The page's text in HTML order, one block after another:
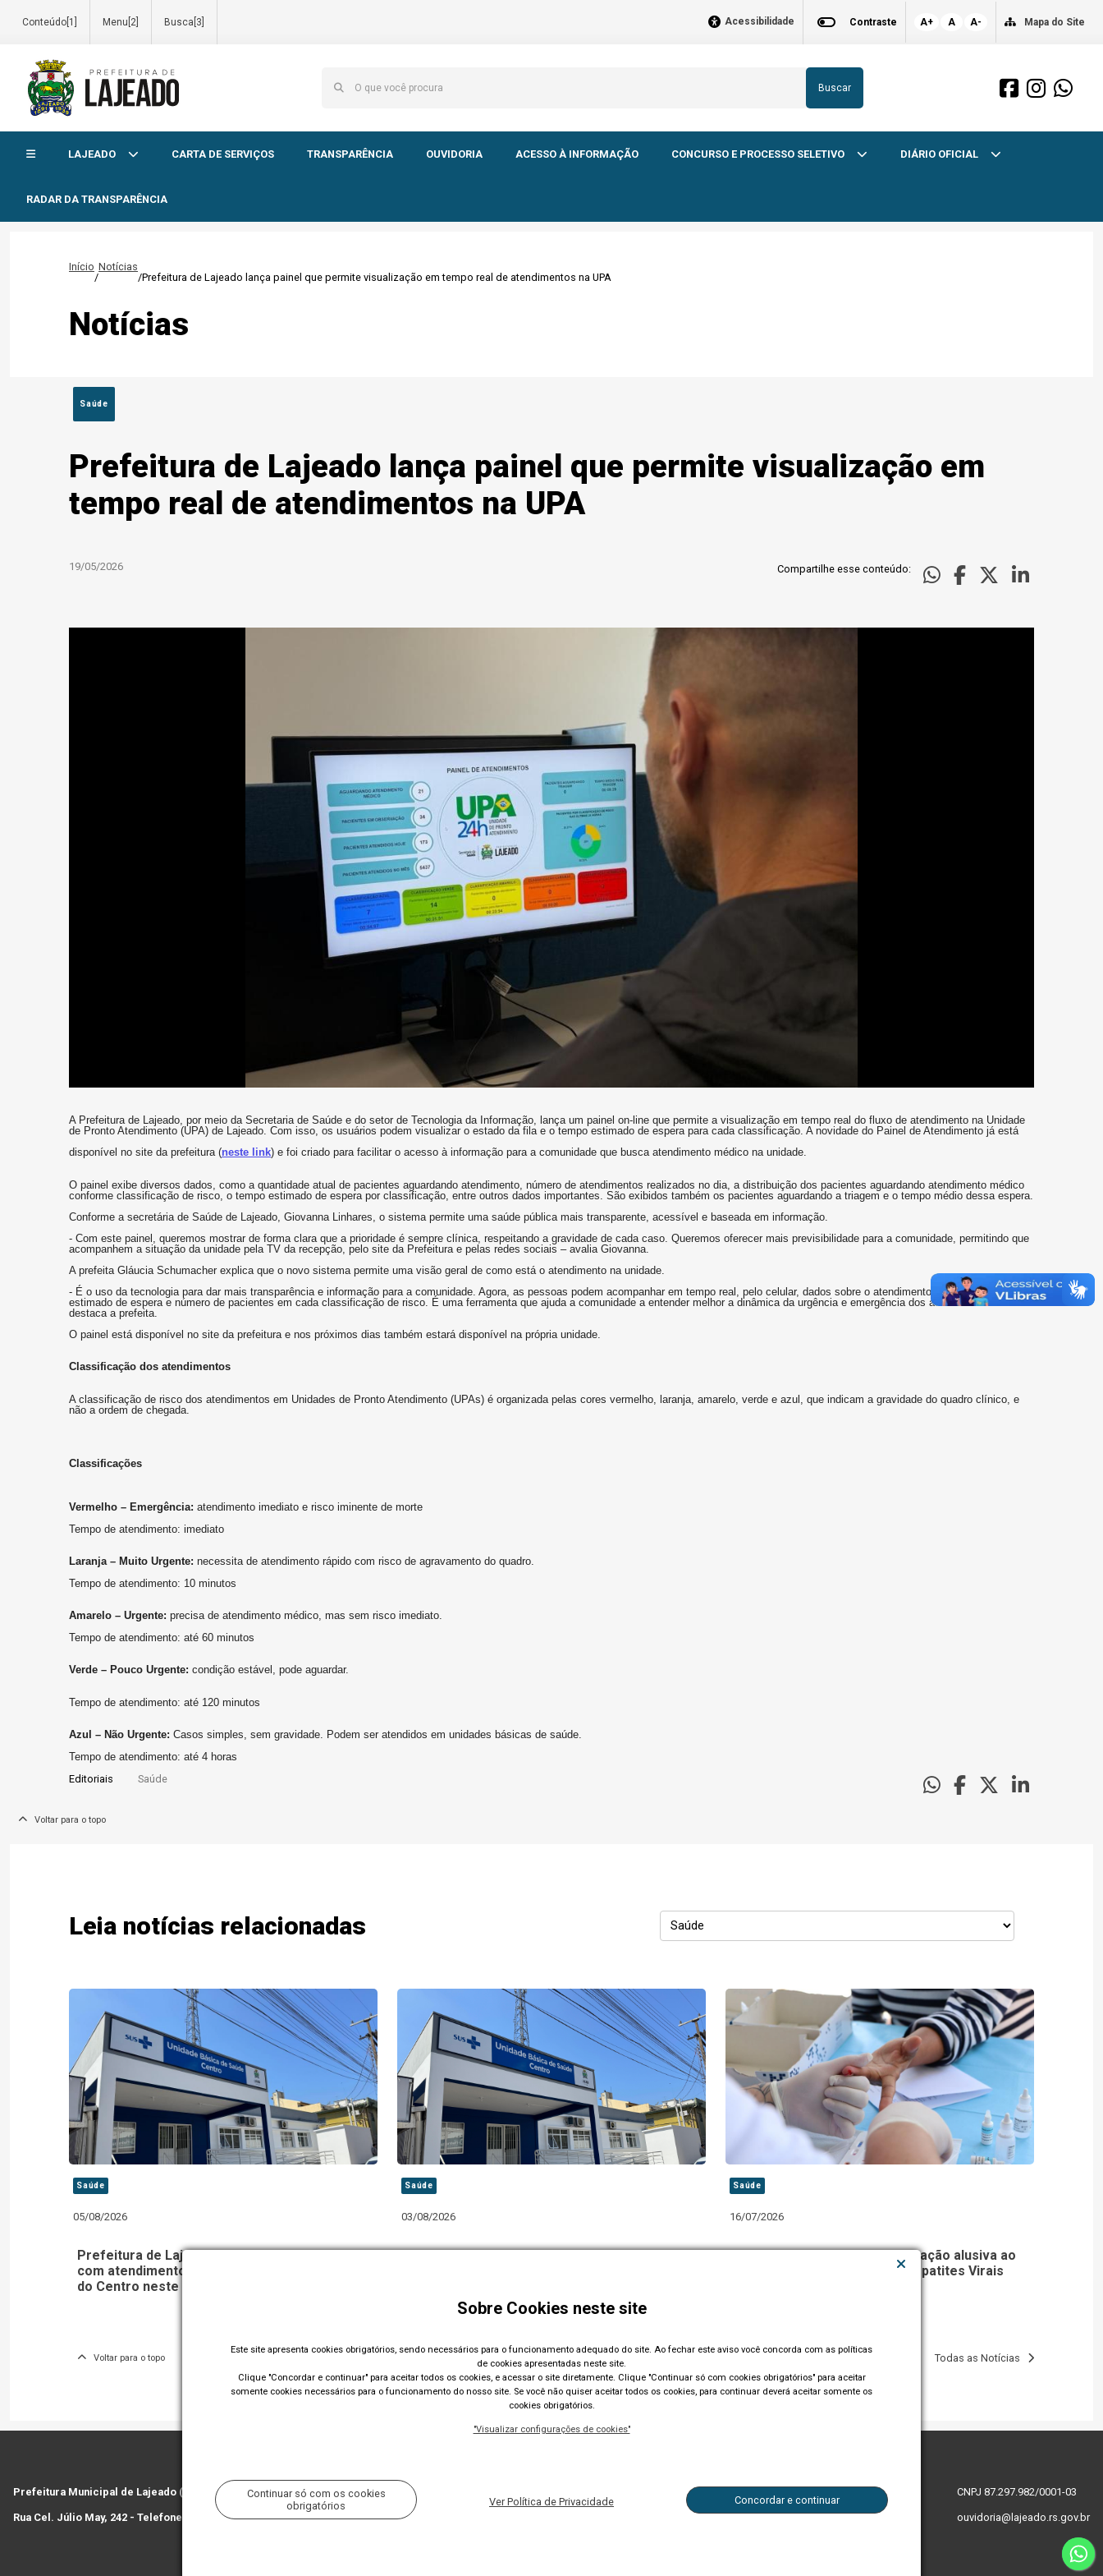
Conteúdo[1] Menu[2] Busca[3] Acessibilidade Contraste A+ A A- Mapa do Site
Buscar
LAJEADO CARTA DE SERVIÇOS TRANSPARÊNCIA OUVIDORIA ACESSO À INFORMAÇÃO CONCURSO E PROCESSO SELETIVO DIÁRIO OFICIAL
RADAR DA TRANSPARÊNCIA
Início
/
Notícias
/Prefeitura de Lajeado lança painel que permite visualização em tempo real de atendimentos na UPA
Notícias
Saúde
Prefeitura de Lajeado lança painel que permite visualização em
tempo real de atendimentos na UPA
19/05/2026 Compartilhe esse conteúdo:
A Prefeitura de Lajeado, por meio da Secretaria de Saúde e do setor de Tecnologia da Informação, lança um painel on-line que permite a visualização em tempo real do fluxo de atendimento na Unidade
de Pronto Atendimento (UPA) de Lajeado. Com isso, os usuários podem visualizar o estado da fila e o tempo estimado de espera para cada classificação. A novidade do Painel de Atendimento já está
disponível no site da prefeitura (neste link) e foi criado para facilitar o acesso à informação para a comunidade que busca atendimento médico na unidade.
O painel exibe diversos dados, como a quantidade atual de pacientes aguardando atendimento, número de atendimentos realizados no dia, a distribuição dos pacientes aguardando atendimento médico
conforme classificação de risco, o tempo estimado de espera por classificação, entre outros dados importantes. São exibidos também os pacientes aguardando a triagem e o tempo médio dessa espera.
Conforme a secretária de Saúde de Lajeado, Giovanna Linhares, o sistema permite uma saúde pública mais transparente, acessível e baseada em informação.
- Com este painel, queremos mostrar de forma clara que a prioridade é sempre clínica, respeitando a gravidade de cada caso. Queremos oferecer mais previsibilidade para a comunidade, permitindo que
acompanhem a situação da unidade pela TV da recepção, pelo site da Prefeitura e pelas redes sociais – avalia Giovanna.
A prefeita Gláucia Schumacher explica que o novo sistema permite uma visão geral de como está o atendimento na unidade.
- É o uso da tecnologia para dar mais transparência e informação para a comunidade. Agora, as pessoas podem acompanhar em tempo real, pelo celular, dados sobre o atendimento, como tempo
estimado de espera e número de pacientes em cada classificação de risco. É uma ferramenta que ajuda a comunidade a entender melhor a dinâmica da urgência e emergência dos atendimentos –
destaca a prefeita.
O painel está disponível no site da prefeitura e nos próximos dias também estará disponível na própria unidade.
Classificação dos atendimentos
A classificação de risco dos atendimentos em Unidades de Pronto Atendimento (UPAs) é organizada pelas cores vermelho, laranja, amarelo, verde e azul, que indicam a gravidade do quadro clínico, e
não a ordem de chegada.
Classificações
Vermelho – Emergência: atendimento imediato e risco iminente de morte
Tempo de atendimento: imediato
Laranja – Muito Urgente: necessita de atendimento rápido com risco de agravamento do quadro.
Tempo de atendimento: 10 minutos
Amarelo – Urgente: precisa de atendimento médico, mas sem risco imediato.
Tempo de atendimento: até 60 minutos
Verde – Pouco Urgente: condição estável, pode aguardar.
Tempo de atendimento: até 120 minutos
Azul – Não Urgente: Casos simples, sem gravidade. Podem ser atendidos em unidades básicas de saúde.
Tempo de atendimento: até 4 horas
Editoriais
Saúde
Voltar para o topo
Leia notícias relacionadas
Saúde
05/08/2026
Prefeitura de Lajeado realiza Saúde em Ação
com atendimento especial no Posto de Saúde
do Centro neste sábado, 08/08
Saúde
03/08/2026
Em quatro meses, Operação Inverno soma 4 mil
Saúde
16/07/2026
Prefeitura de Lajeado realiza ação alusiva ao
Dia Mundial de Combate às Hepatites Virais
Voltar para o topo Carregar Mais Notícias Todas as Notícias
Sobre Cookies neste site
Este site apresenta cookies obrigatórios, sendo necessários para o funcionamento adequado do site. Ao fechar este aviso você concorda com as políticas
de cookies apresentadas neste site.
Clique "Concordar e continuar" para aceitar todos os cookies, e acessar o site diretamente. Clique "Continuar só com cookies obrigatórios" para aceitar
somente cookies necessários para o funcionamento do nosso site. Se você não quiser aceitar todos os cookies, para continuar deverá aceitar somente os
cookies obrigatórios.
"Visualizar configurações de cookies"
Continuar só com os cookies
obrigatórios
Ver Política de Privacidade Concordar e continuar
Prefeitura Municipal de Lajeado (RS)
Rua Cel. Júlio May, 242 - Telefone (51) 3982 1000
CNPJ 87.297.982/0001-03
ouvidoria@lajeado.rs.gov.br